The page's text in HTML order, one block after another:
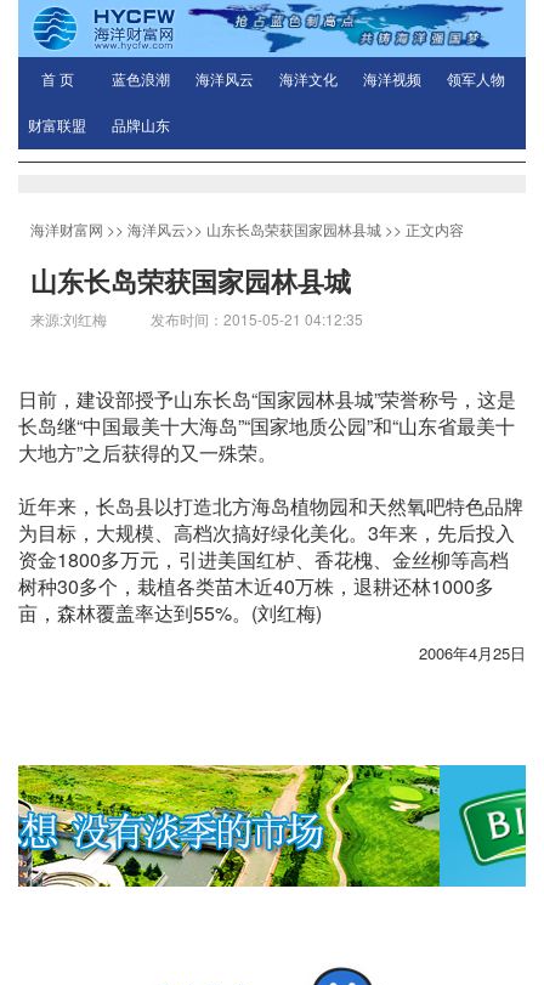
首 页 蓝色浪潮 海洋风云 海洋文化 海洋视频 领军人物
财富联盟 品牌山东
海洋财富网 >> 海洋风云>> 山东长岛荣获国家园林县城 >> 正文内容
山东长岛荣获国家园林县城
来源:刘红梅 发布时间：2015-05-21 04:12:35
日前，建设部授予山东长岛“国家园林县城”荣誉称号，这是
长岛继“中国最美十大海岛”“国家地质公园”和“山东省最美十
大地方”之后获得的又一殊荣。
近年来，长岛县以打造北方海岛植物园和天然氧吧特色品牌
为目标，大规模、高档次搞好绿化美化。3年来，先后投入
资金1800多万元，引进美国红栌、香花槐、金丝柳等高档
树种30多个，栽植各类苗木近40万株，退耕还林1000多
亩，森林覆盖率达到55%。(刘红梅)
2006年4月25日